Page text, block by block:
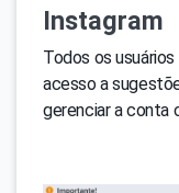
Instagram
Todos os
acesso a
gerenciar a conta